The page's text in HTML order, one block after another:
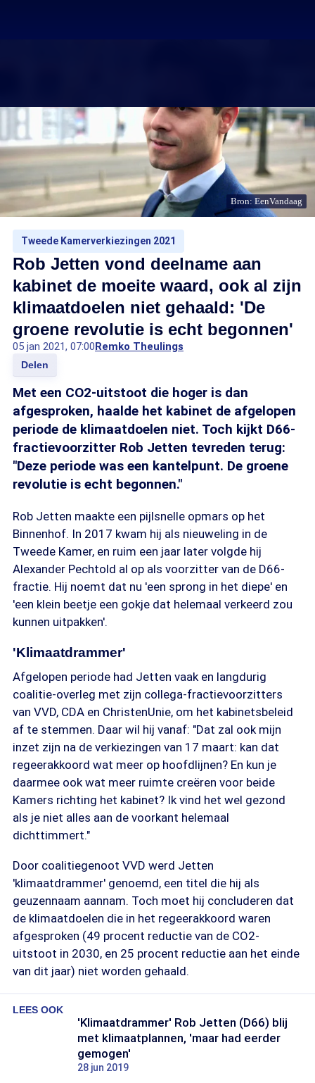
Bron: EenVandaag
Tweede Kamerverkiezingen 2021
Rob Jetten vond deelname aan
kabinet de moeite waard, ook al zijn
klimaatdoelen niet gehaald: 'De
groene revolutie is echt begonnen'
05 jan 2021, 07:00Remko Theulings
Delen
Met een CO2-uitstoot die hoger is dan
afgesproken, haalde het kabinet de afgelopen
periode de klimaatdoelen niet. Toch kijkt D66-
fractievoorzitter Rob Jetten tevreden terug:
"Deze periode was een kantelpunt. De groene
revolutie is echt begonnen."
Rob Jetten maakte een pijlsnelle opmars op het
Binnenhof. In 2017 kwam hij als nieuweling in de
Tweede Kamer, en ruim een jaar later volgde hij
Alexander Pechtold al op als voorzitter van de D66-
fractie. Hij noemt dat nu 'een sprong in het diepe' en
'een klein beetje een gokje dat helemaal verkeerd zou
kunnen uitpakken'.
'Klimaatdrammer'
Afgelopen periode had Jetten vaak en langdurig
coalitie-overleg met zijn collega-fractievoorzitters
van VVD, CDA en ChristenUnie, om het kabinetsbeleid
af te stemmen. Daar wil hij vanaf: "Dat zal ook mijn
inzet zijn na de verkiezingen van 17 maart: kan dat
regeerakkoord wat meer op hoofdlijnen? En kun je
daarmee ook wat meer ruimte creëren voor beide
Kamers richting het kabinet? Ik vind het wel gezond
als je niet alles aan de voorkant helemaal
dichttimmert."
Door coalitiegenoot VVD werd Jetten
'klimaatdrammer' genoemd, een titel die hij als
geuzennaam aannam. Toch moet hij concluderen dat
de klimaatdoelen die in het regeerakkoord waren
afgesproken (49 procent reductie van de CO2-
uitstoot in 2030, en 25 procent reductie aan het einde
van dit jaar) niet worden gehaald.
LEES OOK
'Klimaatdrammer' Rob Jetten (D66) blij
met klimaatplannen, 'maar had eerder
gemogen'
28 jun 2019